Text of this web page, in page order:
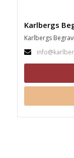
Karlbergs
Karlbergs